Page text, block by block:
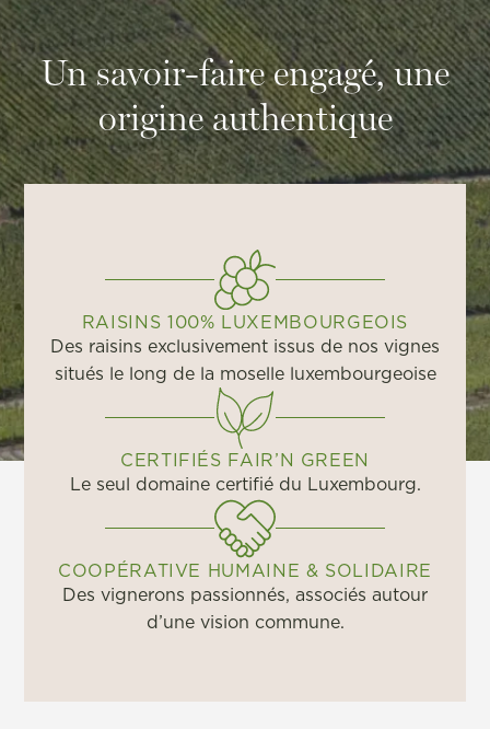
Un savoir-faire engagé, une
origine authentique
RAISINS 100% LUXEMBOURGEOIS
Des raisins exclusivement issus de nos vignes
situés le long de la moselle luxembourgeoise
CERTIFIÉS FAIR’N GREEN
Le seul domaine certifié du Luxembourg.
COOPÉRATIVE HUMAINE & SOLIDAIRE
Des vignerons passionnés, associés autour
d’une vision commune.